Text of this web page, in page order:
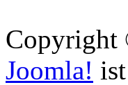
Copyright
Joomla!